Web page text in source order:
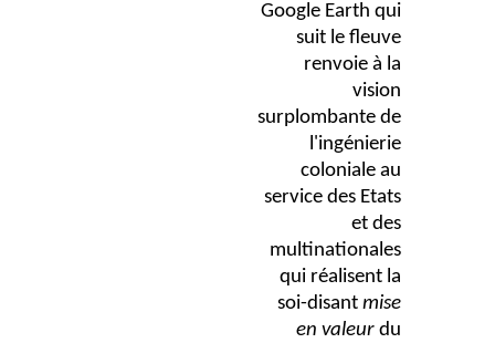
Google Earth qui
suit le fleuve
renvoie à la
vision
surplombante de
l'ingénierie
coloniale au
service des Etats
et des
multinationales
qui réalisent la
soi-disant mise
en valeur du